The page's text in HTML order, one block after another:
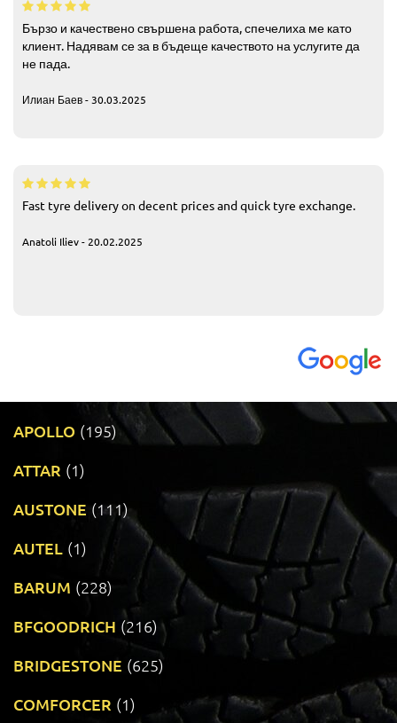
Бързо и качествено свършена работа, спечелиха ме като
клиент. Надявам се за в бъдеще качеството на услугите да
не пада.
Илиан Баев - 30.03.2025
Fast tyre delivery on decent prices and quick tyre exchange.
Anatoli Iliev - 20.02.2025
APOLLO (195)
ATTAR (1)
AUSTONE (111)
AUTEL (1)
BARUM (228)
BFGOODRICH (216)
BRIDGESTONE (625)
COMFORCER (1)